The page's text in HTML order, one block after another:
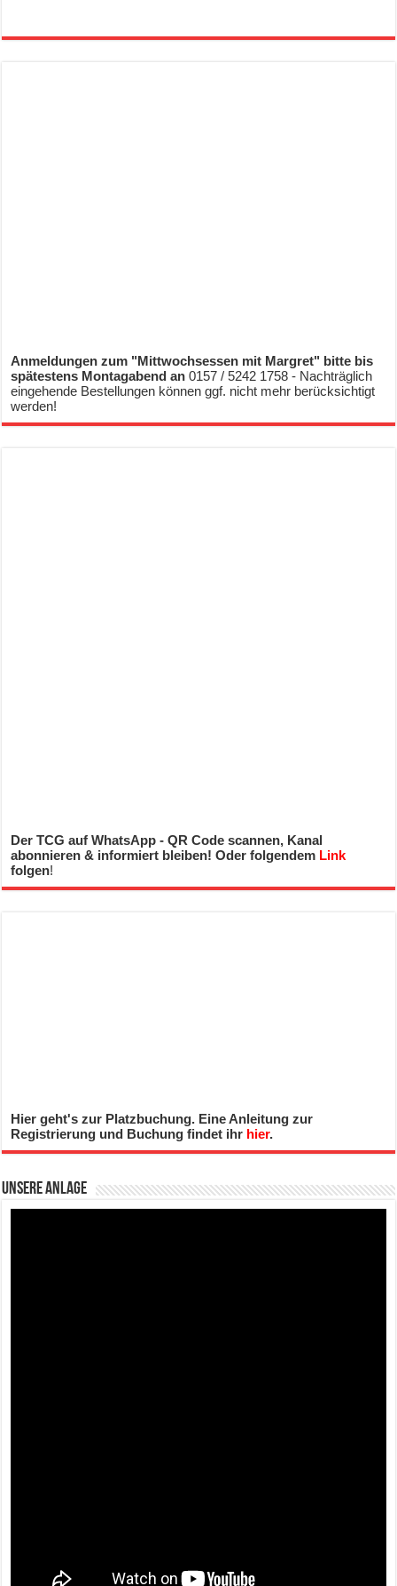
Anmeldungen zum "Mittwochsessen mit Margret" bitte bis
spätestens Montagabend an0157 / 5242 1758 - Nachträglich
eingehende Bestellungen können ggf. nicht mehr berücksichtigt
werden!
Der TCG auf WhatsApp - QR Code scannen, Kanal
abonnieren & informiert bleiben! Oder folgendem Link
folgen!
Hier geht's zur Platzbuchung. Eine Anleitung zur
Registrierung und Buchung findet ihr hier.
Unsere Anlage